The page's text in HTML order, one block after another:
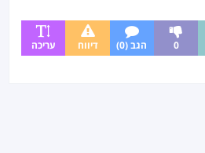
0 הגב (0) דיווח עריכה